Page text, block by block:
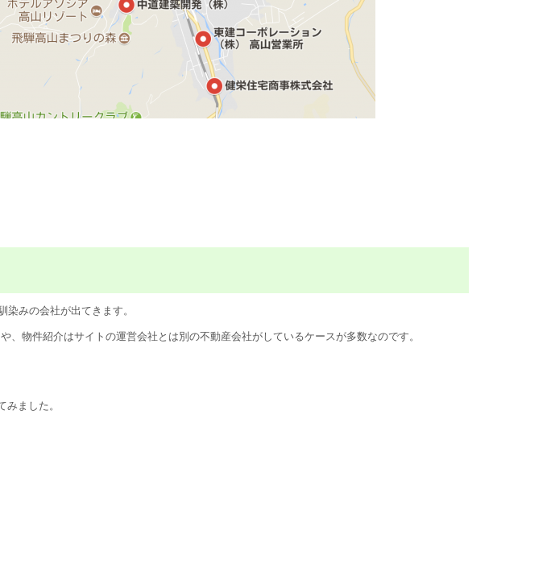
みの会社が出てきます。
、物件紹介はサイトの運営会社とは別の不動産会社がしているケースが多数なのです。
ました。